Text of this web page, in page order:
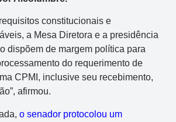
constitucionais e
a Mesa Diretora e a presidência
dispõem de margem política para
do requerimento de
CPMI, inclusive seu recebimento,
afirmou.
o senador protocolou um